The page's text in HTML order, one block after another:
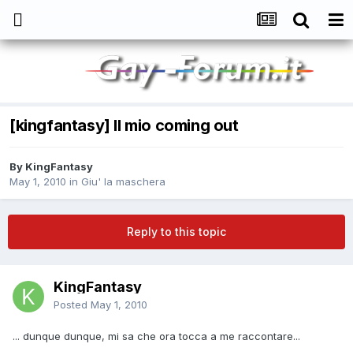
[kingfantasy] Il mio coming out
By KingFantasy
May 1, 2010 in Giu' la maschera
Reply to this topic
KingFantasy
Posted May 1, 2010
... dunque dunque, mi sa che ora tocca a me raccontare...